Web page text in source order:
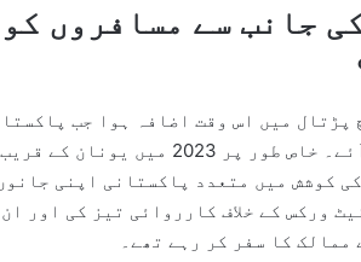
جانب سے مسافروں
پڑتال میں اس وقت اضافہ ہوا جب
المناک حادثات پیش آئے۔ خاص
کوشش میں متعدد پاکستانی اپنی
ورکس کے خلاف کارروائی تیز کی اور
ممالک کا سفر کر رہے تھے۔